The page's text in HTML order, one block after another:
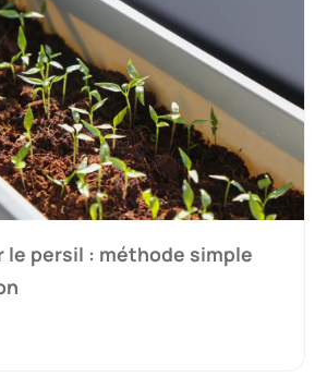
le persil : méthode simple